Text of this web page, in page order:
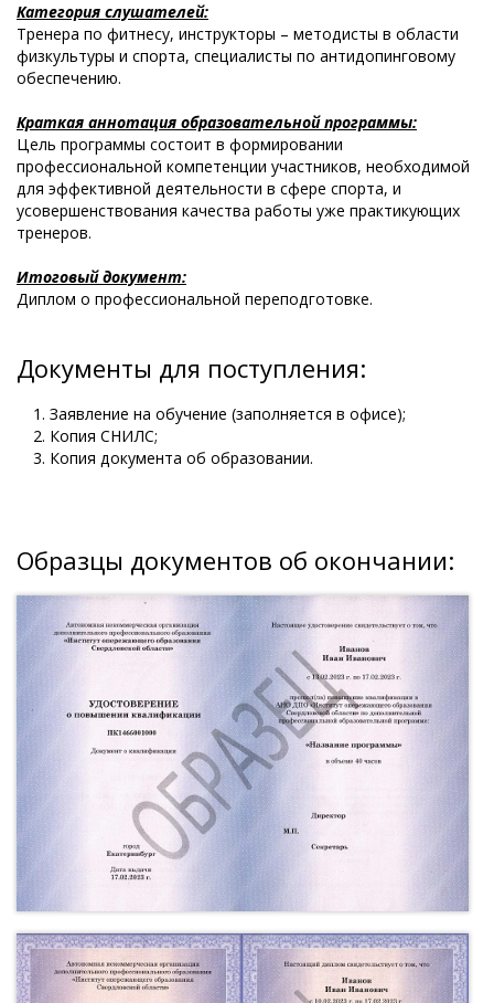
Категория слушателей:
Тренера по фитнесу, инструкторы – методисты в области
физкультуры и спорта, специалисты по антидопинговому
обеспечению.
Краткая аннотация образовательной программы:
Цель программы состоит в формировании
профессиональной компетенции участников, необходимой
для эффективной деятельности в сфере спорта, и
усовершенствования качества работы уже практикующих
тренеров.
Итоговый документ:
Диплом о профессиональной переподготовке.
Документы для поступления:
Заявление на обучение (заполняется в офисе);
Копия СНИЛС;
Копия документа об образовании.
Образцы документов об окончании: